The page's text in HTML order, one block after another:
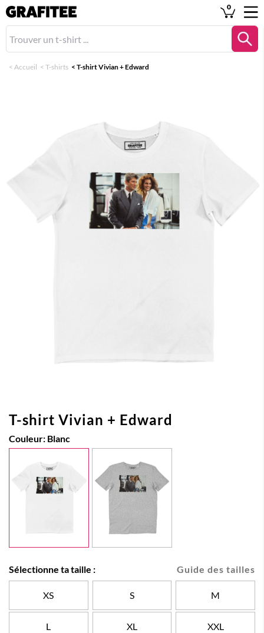
0
< Accueil < T-shirts < T-shirt Vivian + Edward
T-shirt Vivian + Edward
Couleur: Blanc
Guide des tailles
Sélectionne ta taille :
XS S M
L XL XXL